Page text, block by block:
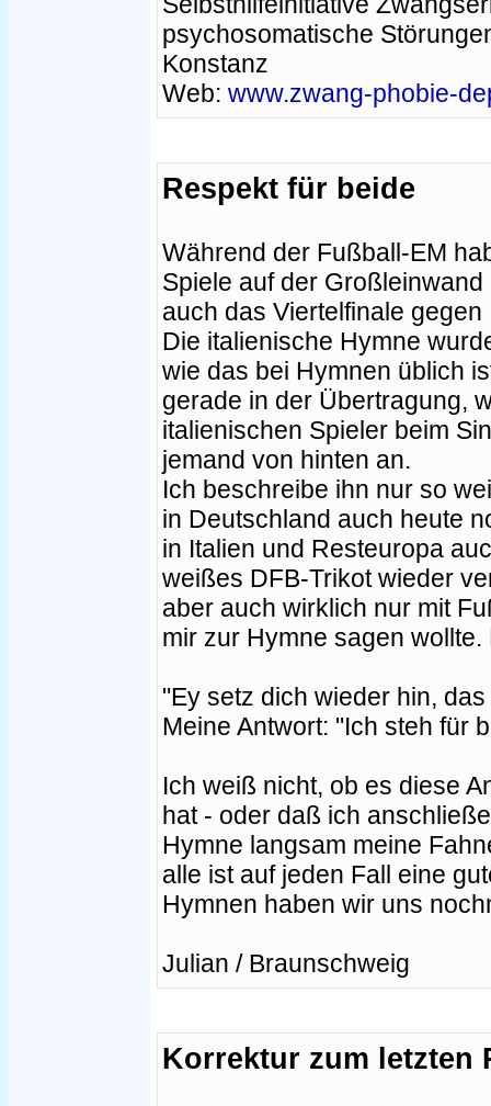
psychosomatische
Konstanz
Web: www.zwang-phobie-
Respekt für beide
Während der Fußball-EM
Spiele auf der
auch das Viertelfinale gegen
Die italienische Hymne
wie das bei Hymnen üblich
gerade in der Übertragung,
italienischen Spieler beim
jemand von hinten an.
Ich beschreibe ihn nur so
in Deutschland auch heute
in Italien und Resteuropa
weißes DFB-Trikot wieder
aber auch wirklich nur mit
mir zur Hymne sagen
"Ey setz dich wieder hin,
Meine Antwort: "Ich steh für
Ich weiß nicht, ob es diese
hat - oder daß ich
Hymne langsam meine
alle ist auf jeden Fall eine
Hymnen haben wir uns
Julian / Braunschweig
Korrektur zum letzten